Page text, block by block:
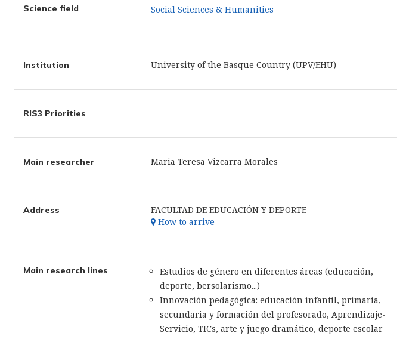
Science field Social Sciences & Humanities
Institution University of the Basque Country (UPV/EHU)
RIS3 Priorities
Main researcher Maria Teresa Vizcarra Morales
Address
FACULTAD DE EDUCACIÓN Y DEPORTE
How to arrive
Main research lines
Estudios de género en diferentes áreas (educación,
deporte, bersolarismo...)
Innovación pedagógica: educación infantil, primaria,
secundaria y formación del profesorado, Aprendizaje-
Servicio, TICs, arte y juego dramático, deporte escolar